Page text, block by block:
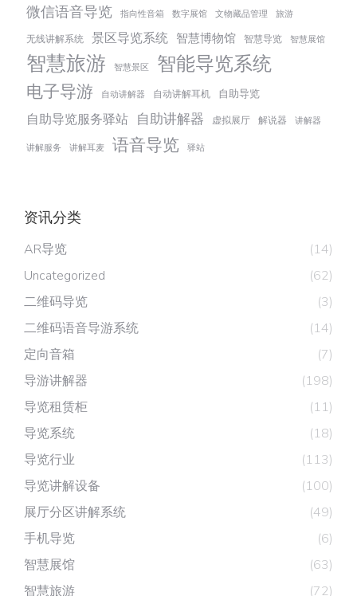
微信语音导览 指向性音箱 数字展馆 文物藏品管理 旅游
无线讲解系统 景区导览系统 智慧博物馆 智慧导览 智慧展馆
智慧旅游 智慧景区 智能导览系统
电子导游 自动讲解器 自动讲解耳机 自助导览
自助导览服务驿站 自助讲解器 虚拟展厅 解说器 讲解器
讲解服务 讲解耳麦 语音导览 驿站
资讯分类
AR导览
(14)
Uncategorized
(62)
二维码导览
(3)
二维码语音导游系统
(14)
定向音箱
(7)
导游讲解器
(198)
导览租赁柜
(11)
导览系统
(18)
导览行业
(113)
导览讲解设备
(100)
展厅分区讲解系统
(49)
手机导览
(6)
智慧展馆
(63)
智慧旅游
(72)